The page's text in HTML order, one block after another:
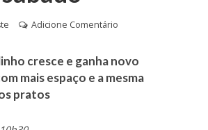
Adicione Comentário
cresce e ganha novo
mais espaço e a mesma
pratos